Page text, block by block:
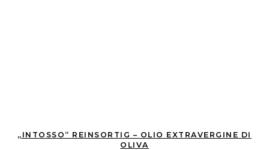
„INTOSSO“ REINSORTIG – OLIO EXTRAVERGINE DI
OLIVA